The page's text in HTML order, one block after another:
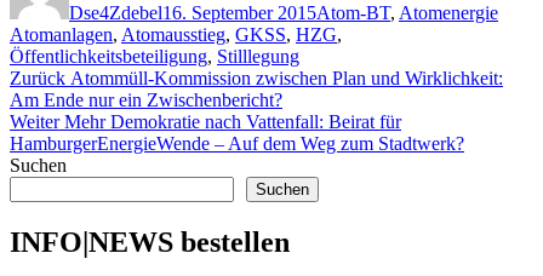
Dse4Zdebel16. September 2015Atom-BT, Atomenergie
Atomanlagen, Atomausstieg, GKSS, HZG,
Öffentlichkeitsbeteiligung, Stilllegung
Beitragsnavigation
Zurück Vorheriger
Beitrag:
Atommüll-Kommission zwischen Plan und Wirklichkeit:
Am Ende nur ein Zwischenbericht?
Weiter Nächster
Beitrag:
Mehr Demokratie nach Vattenfall: Beirat für
HamburgerEnergieWende – Auf dem Weg zum Stadtwerk?
Suchen
Suchen
INFO|NEWS bestellen